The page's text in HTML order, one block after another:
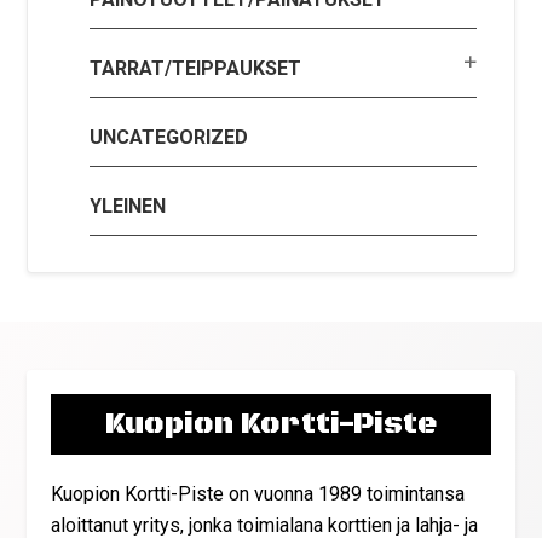
TARRAT/TEIPPAUKSET
UNCATEGORIZED
YLEINEN
Kuopion Kortti-Piste
Kuopion Kortti-Piste on vuonna 1989 toimintansa
aloittanut yritys, jonka toimialana korttien ja lahja- ja